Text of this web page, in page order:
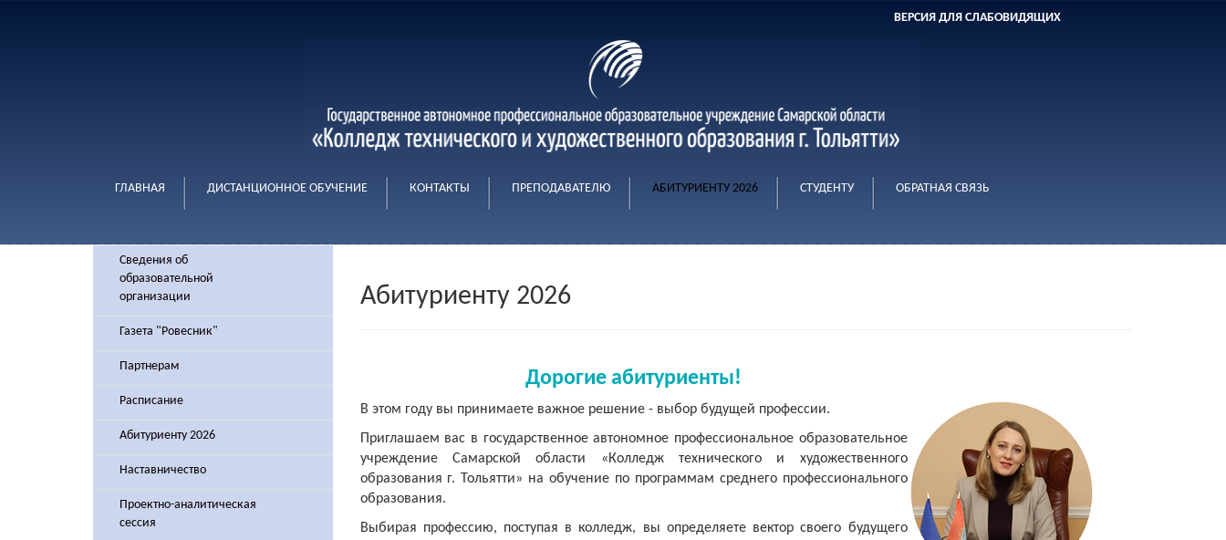
ВЕРСИЯ ДЛЯ СЛАБОВИДЯЩИХ
ГЛАВНАЯ ДИСТАНЦИОННОЕ ОБУЧЕНИЕ КОНТАКТЫ ПРЕПОДАВАТЕЛЮ АБИТУРИЕНТУ 2026 СТУДЕНТУ ОБРАТНАЯ СВЯЗЬ
Сведения об
образовательной
организации
Газета "Ровесник"
Партнерам
Расписание
Абитуриенту 2026
Наставничество
Проектно-аналитическая
сессия
Абитуриенту 2026
Дорогие абитуриенты!
В этом году вы принимаете важное решение - выбор будущей профессии.
Приглашаем вас в государственное автономное профессиональное образовательное
учреждение Самарской области «Колледж технического и художественного
образования г. Тольятти» на обучение по программам среднего профессионального
образования.
Выбирая профессию, поступая в колледж, вы определяете вектор своего будущего